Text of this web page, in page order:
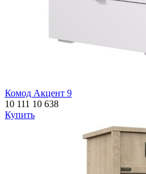
Комод Акцент 9
10 111 10 638
Купить